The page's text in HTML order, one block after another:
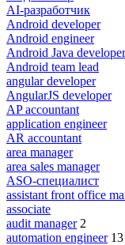
AI-разработчик
Android developer
Android engineer
Android Java developer
Android team lead
angular developer
AngularJS developer
AP accountant
application engineer
AR accountant
area manager
area sales manager
ASO-специалист
assistant front office
associate
audit manager 2
automation engineer 13